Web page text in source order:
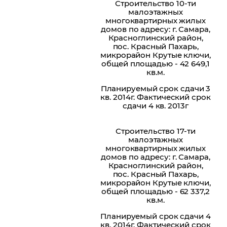
Строительство 10-ти
малоэтажных
многоквартирных жилых
домов по адресу: г. Самара,
Красноглинский район,
пос. Красный Пахарь,
микрорайон Крутые ключи,
общей площадью - 42 649,1
кв.м.
Планируемый срок сдачи 3
кв. 2014г. Фактический срок
сдачи 4 кв. 2013г
Строительство 17-ти
малоэтажных
многоквартирных жилых
домов по адресу: г. Самара,
Красноглинский район,
пос. Красный Пахарь,
микрорайон Крутые ключи,
общей площадью - 62 337,2
кв.м.
Планируемый срок сдачи 4
кв. 2014г. Фактический срок